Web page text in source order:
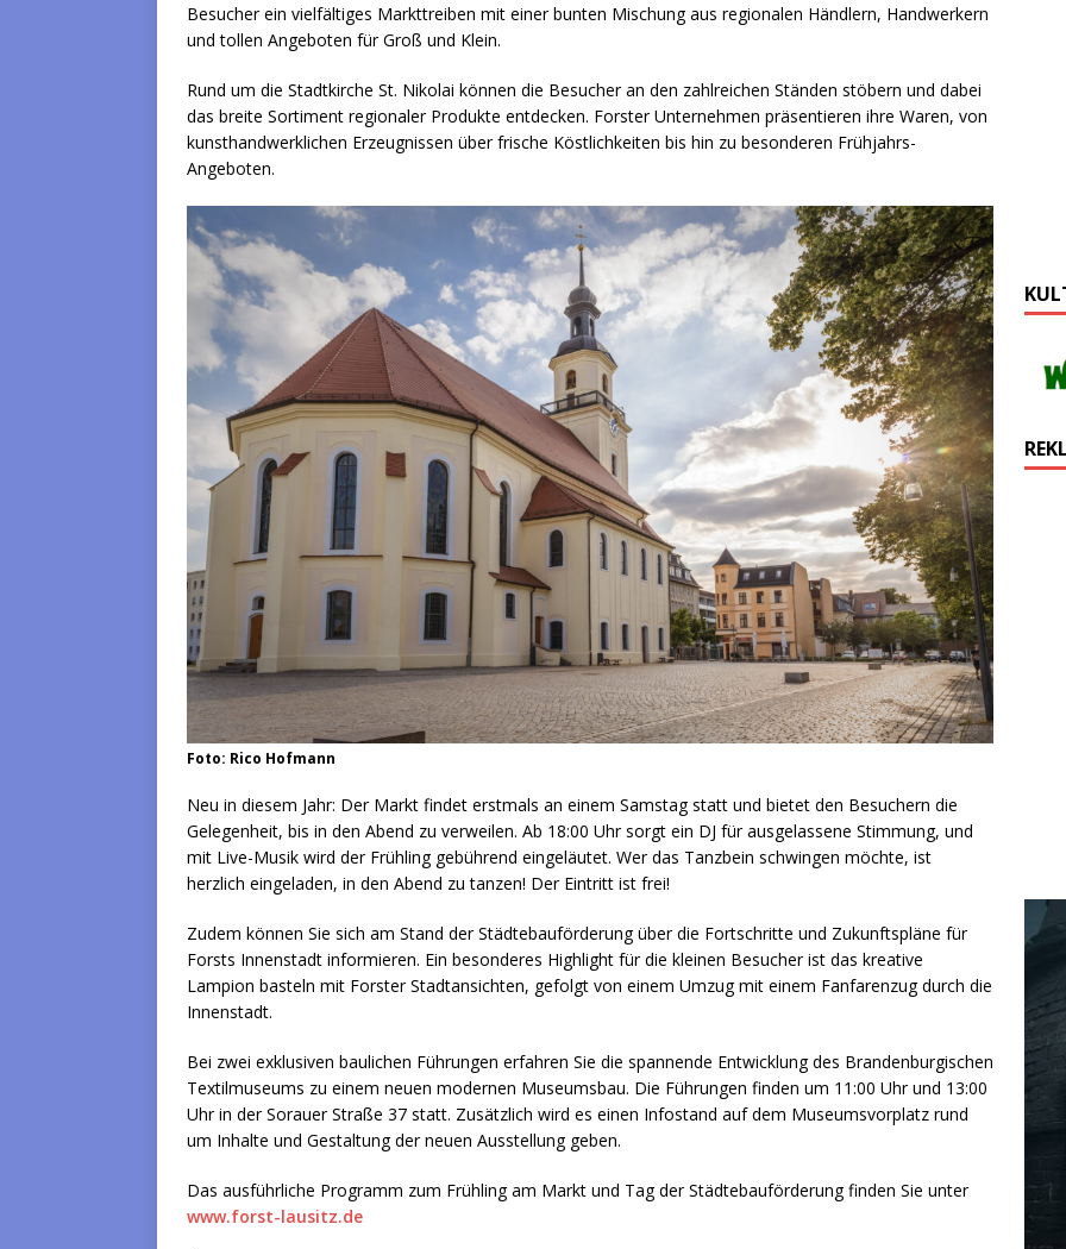
Besucher ein vielfältiges Markttreiben mit einer bunten Mischung aus regionalen Händlern, Handwerkern
und tollen Angeboten für Groß und Klein.
Rund um die Stadtkirche St. Nikolai können die Besucher an den zahlreichen Ständen stöbern und dabei
das breite Sortiment regionaler Produkte entdecken. Forster Unternehmen präsentieren ihre Waren, von
kunsthandwerklichen Erzeugnissen über frische Köstlichkeiten bis hin zu besonderen Frühjahrs-
Angeboten.
Foto: Rico Hofmann
Neu in diesem Jahr: Der Markt findet erstmals an einem Samstag statt und bietet den Besuchern die
Gelegenheit, bis in den Abend zu verweilen. Ab 18:00 Uhr sorgt ein DJ für ausgelassene Stimmung, und
mit Live-Musik wird der Frühling gebührend eingeläutet. Wer das Tanzbein schwingen möchte, ist
herzlich eingeladen, in den Abend zu tanzen! Der Eintritt ist frei!
Zudem können Sie sich am Stand der Städtebauförderung über die Fortschritte und Zukunftspläne für
Forsts Innenstadt informieren. Ein besonderes Highlight für die kleinen Besucher ist das kreative
Lampion basteln mit Forster Stadtansichten, gefolgt von einem Umzug mit einem Fanfarenzug durch die
Innenstadt.
Bei zwei exklusiven baulichen Führungen erfahren Sie die spannende Entwicklung des Brandenburgischen
Textilmuseums zu einem neuen modernen Museumsbau. Die Führungen finden um 11:00 Uhr und 13:00
Uhr in der Sorauer Straße 37 statt. Zusätzlich wird es einen Infostand auf dem Museumsvorplatz rund
um Inhalte und Gestaltung der neuen Ausstellung geben.
Das ausführliche Programm zum Frühling am Markt und Tag der Städtebauförderung finden Sie unter
www.forst-lausitz.de